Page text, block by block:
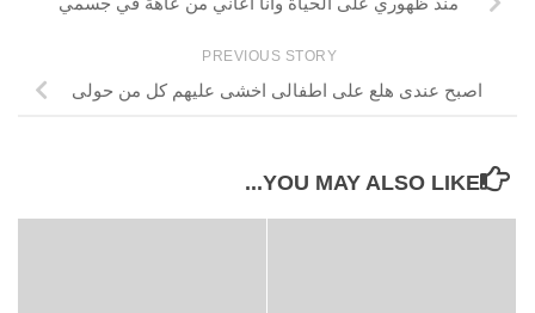
PREVIOUS STORY
اصبح عندى هلع على اطفالى اخشى عليهم كل من حولى
YOU MAY ALSO LIKE...